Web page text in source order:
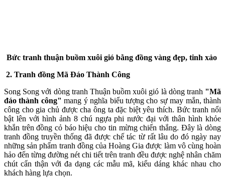
Bức tranh thuận buồm xuôi gió bằng đồng vàng đẹp, tinh xảo
2. Tranh đồng Mã Đáo Thành Công
Song Song với dòng tranh Thuận buồm xuôi gió là dòng tranh "Mã
đáo thành công" mang ý nghĩa biểu tượng cho sự may mắn, thành
công cho gia chủ được cha ông ta đặc biệt yêu thích. Bức tranh nổi
bật lên với hình ảnh 8 chú ngựa phi nước đại với thân hình khỏe
khắn trên đồng cỏ báo hiệu cho tin mừng chiến thắng. Đây là dòng
tranh đồng truyền thống đã được chế tác từ rất lâu do đó ngày nay
những sản phẩm tranh đồng của Hoàng Gia được làm vô cùng hoàn
hảo đến từng đường nét chi tiết trên tranh đều được nghệ nhân chăm
chút cẩn thận với đa dạng các mẫu mã, kiểu dáng khác nhau cho
khách hàng lựa chọn.